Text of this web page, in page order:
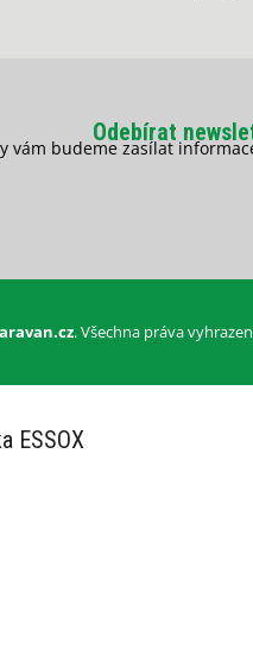
Odebírat
vám budeme zasílat
. Všechna práva
ESSOX